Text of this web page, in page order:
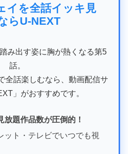
イを全話イッキ見
らU-NEXT
み出す姿に胸が熱くなる第5
話。
全話楽しむなら、動画配信サ
」がおすすめです。
放題作品数が圧倒的！
ット・テレビでいつでも視